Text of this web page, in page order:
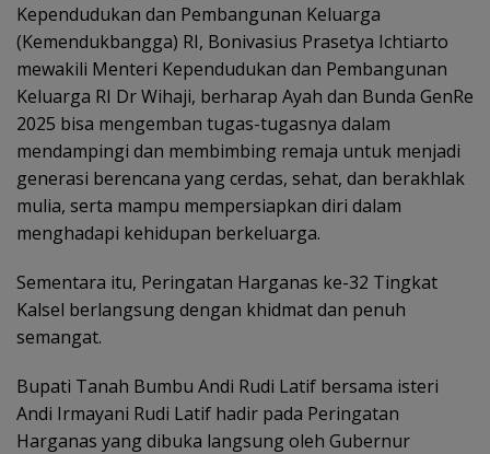
Kependudukan dan Pembangunan Keluarga
(Kemendukbangga) RI, Bonivasius Prasetya Ichtiarto
mewakili Menteri Kependudukan dan Pembangunan
Keluarga RI Dr Wihaji, berharap Ayah dan Bunda GenRe
2025 bisa mengemban tugas-tugasnya dalam
mendampingi dan membimbing remaja untuk menjadi
generasi berencana yang cerdas, sehat, dan berakhlak
mulia, serta mampu mempersiapkan diri dalam
menghadapi kehidupan berkeluarga.
Sementara itu, Peringatan Harganas ke-32 Tingkat
Kalsel berlangsung dengan khidmat dan penuh
semangat.
Bupati Tanah Bumbu Andi Rudi Latif bersama isteri
Andi Irmayani Rudi Latif hadir pada Peringatan
Harganas yang dibuka langsung oleh Gubernur